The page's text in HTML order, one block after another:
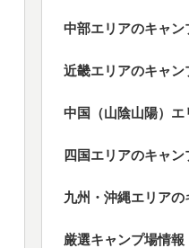
中部エリアのキャン
近畿エリアのキャン
中国（山陰山陽）
四国エリアのキャン
九州・沖縄エリア
厳選キャンプ場情報